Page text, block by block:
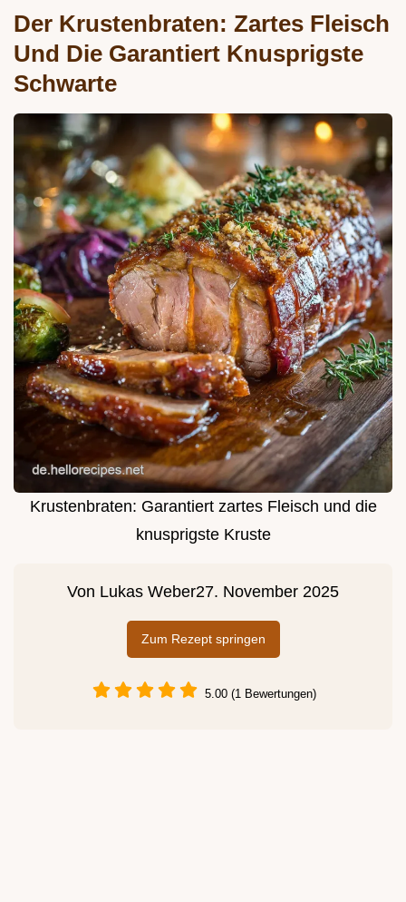
Der Krustenbraten: Zartes Fleisch
Und Die Garantiert Knusprigste
Schwarte
Krustenbraten: Garantiert zartes Fleisch und die
knusprigste Kruste
Von Lukas Weber27. November 2025
Zum Rezept springen
5.00 (1 Bewertungen)